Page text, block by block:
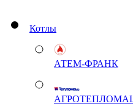
Котлы
АТЕМ-ФРАНК